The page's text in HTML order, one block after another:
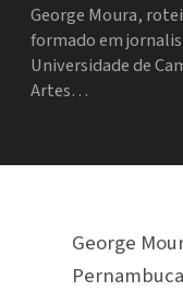
George Moura,
formado em
Universidade de
Artes…
George